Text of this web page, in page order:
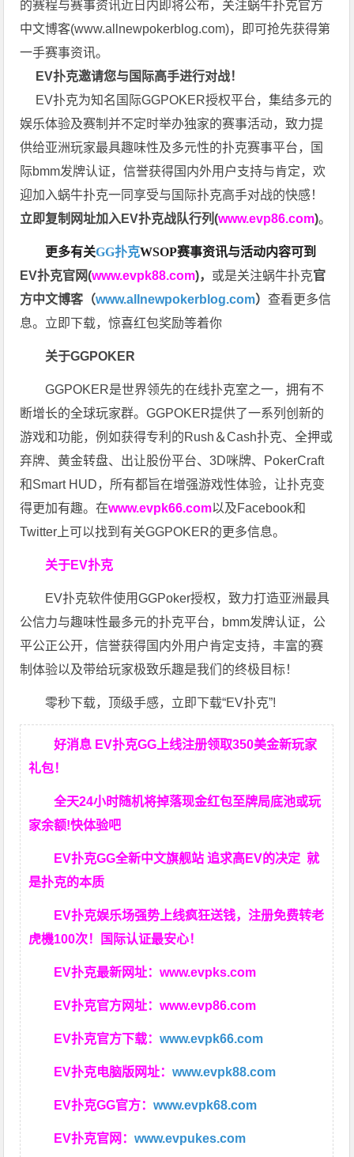
的赛程与赛事资讯近日内即将公布，关注蜗牛扑克官方
中文博客(www.allnewpokerblog.com)，即可抢先获得第
一手赛事资讯。
EV扑克邀请您与国际高手进行对战！
EV扑克为知名国际GGPOKER授权平台，集结多元的
娱乐体验及赛制并不定时举办独家的赛事活动，致力提
供给亚洲玩家最具趣味性及多元性的扑克赛事平台，国
际bmm发牌认证，信誉获得国内外用户支持与肯定，欢
迎加入蜗牛扑克一同享受与国际扑克高手对战的快感！
立即复制网址加入EV扑克战队行列(www.evp86.com)。
更多有关GG扑克WSOP赛事资讯与活动内容可到
EV扑克官网(www.evpk88.com)， 或是关注蜗牛扑克官
方中文博客（www.allnewpokerblog.com）查看更多信
息。立即下载，惊喜红包奖励等着你
关于GGPOKER
GGPOKER是世界领先的在线扑克室之一，拥有不
断增长的全球玩家群。GGPOKER提供了一系列创新的
游戏和功能，例如获得专利的Rush＆Cash扑克、全押或
弃牌、黄金转盘、出让股份平台、3D咪牌、PokerCraft
和Smart HUD，所有都旨在增强游戏性体验，让扑克变
得更加有趣。在www.evpk66.com以及Facebook和
Twitter上可以找到有关GGPOKER的更多信息。
关于EV扑克
EV扑克软件使用GGPoker授权，致力打造亚洲最具
公信力与趣味性最多元的扑克平台，bmm发牌认证，公
平公正公开，信誉获得国内外用户肯定支持，丰富的赛
制体验以及带给玩家极致乐趣是我们的终极目标！
零秒下载，顶级手感，立即下载“EV扑克”!
好消息 EV扑克GG上线注册领取350美金新玩家
礼包！
全天24小时随机将掉落现金红包至牌局底池或玩
家余额!快体验吧
EV扑克GG全新中文旗舰站 追求高EV的决定就
是扑克的本质
EV扑克娱乐场强势上线疯狂送钱，注册免费转老
虎機100次！国际认证最安心！
EV扑克最新网址：www.evpks.com
EV扑克官方网址：www.evp86.com
EV扑克官方下载：www.evpk66.com
EV扑克电脑版网址：www.evpk88.com
EV扑克GG官方：www.evpk68.com
EV扑克官网：www.evpukes.com